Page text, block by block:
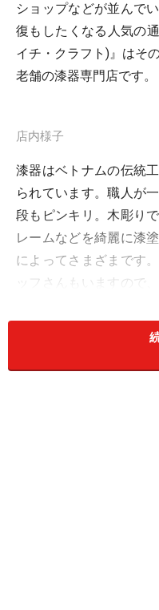
ショップなどが並んで
復もしたくなる人気の
イチ・クラフト)』はそ
老舗の漆器専門店です。
店内様子
漆器はベトナムの伝統
られています。職人が
段もピンキリ。木彫り
レームなどを綺麗に漆
によってさまざまです
ッフさんもいますので